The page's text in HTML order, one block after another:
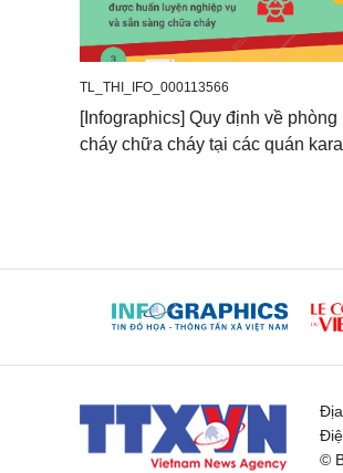
TL_THI_IFO_000113566
[Infographics] Quy định về phòng
cháy chữa cháy tại các quán
©